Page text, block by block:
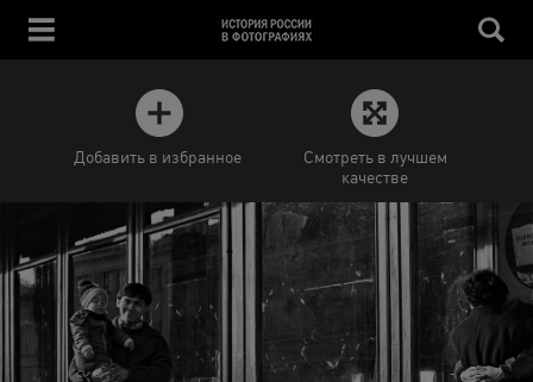
Добавить в избранное
Смотреть в лучшем
качестве